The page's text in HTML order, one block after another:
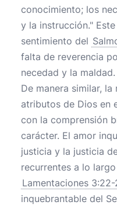
conocimiento; los
y la instrucción."
sentimiento del
falta de reverencia
necedad y la maldad.
De manera similar,
atributos de Dios en
con la comprensión
carácter. El amor
justicia y la justicia
recurrentes a lo
Lamentaciones 3:22-
inquebrantable del